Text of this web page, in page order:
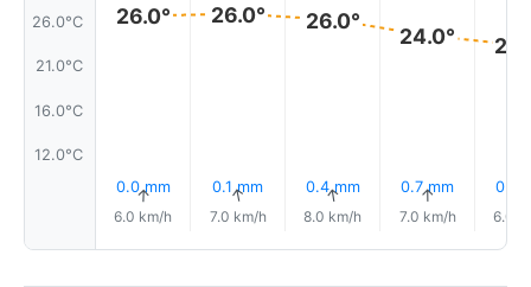
26.0°C
21.0°C
16.0°C
12.0°C
26.0°
0.0 mm
↑
6.0 km/h
26.0°
0.1 mm
↑
7.0 km/h
26.0°
0.4 mm
↑
8.0 km/h
24.0°
0.7 mm
↑
7.0 km/h
0.7
6.0